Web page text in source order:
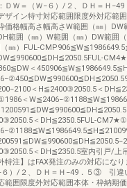
ＤＷ＝（Ｗ−６）/２、ＤＨ＝Ｈ
ザイン特寸対応範囲限度外対応範
価格幅高さ幅高さW範囲（㎜）DW
範囲（㎜）W範囲（㎜）DW範囲
（㎜）FUL-
＜
＜H≦2400③2050.5＜
＜
＜DH≦2350.5FUL-
＜DH≦2350.5室内引戸/上
特注】はFAX発注のみの対応にな
６）/２、ＤＨ＝Ｈ−49．５③ 引違
範囲限度外対応範囲本体・枠納期